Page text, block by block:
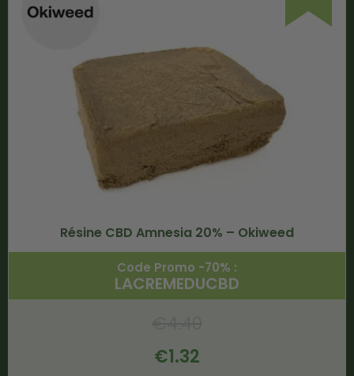
Résine CBD Amnesia 20% – Okiweed
Code Promo -70% :
LACREMEDUCBD
€1.32